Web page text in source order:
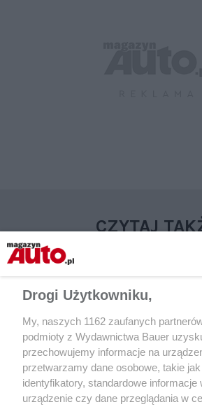
CZYTAJ
AKTUALNOŚCI
Drogi Użytkowniku,
My, naszych 1162 zaufanych
podmioty z Wydawnictwa Bauer
przechowujemy informacje na
przetwarzamy dane osobowe, takie
identyfikatory, standardowe informacje
urządzenie czy dane przeglądania w